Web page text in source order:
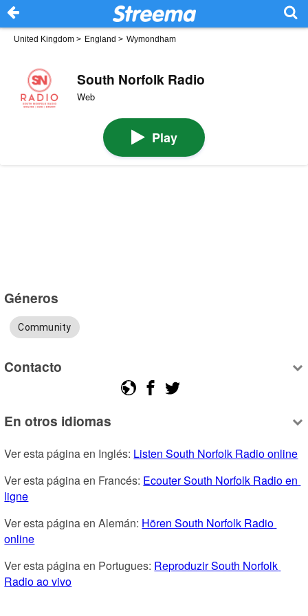
United Kingdom > England > Wymondham
South Norfolk Radio
Web
Play
Géneros
Community
Contacto
En otros idiomas
Ver esta página en Inglés: Listen South Norfolk Radio online
Ver esta página en Francés: Ecouter South Norfolk Radio en
ligne
Ver esta página en Alemán: Hören South Norfolk Radio
online
Ver esta página en Portugues: Reproduzir South Norfolk
Radio ao vivo